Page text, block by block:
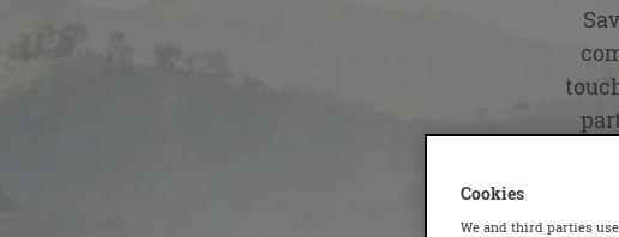
Cookies
We and third parties